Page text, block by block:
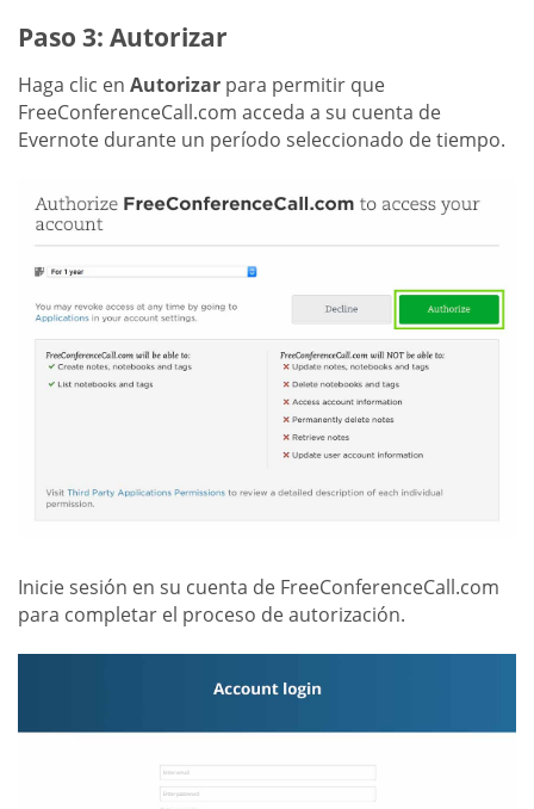
Paso 3: Autorizar
Haga clic en Autorizar para permitir que
FreeConferenceCall.com acceda a su cuenta de
Evernote durante un período seleccionado de tiempo.
Inicie sesión en su cuenta de FreeConferenceCall.com
para completar el proceso de autorización.